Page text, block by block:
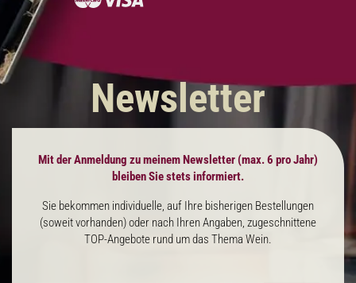
Newsletter
Mit der Anmeldung zu meinem Newsletter (max. 6 pro Jahr)
bleiben Sie stets informiert.
Sie bekommen individuelle, auf Ihre bisherigen Bestellungen
(soweit vorhanden) oder nach Ihren Angaben, zugeschnittene
TOP-Angebote rund um das Thema Wein.